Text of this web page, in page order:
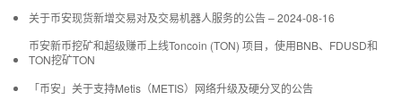
关于币安现货新增交易对及交易机器人服务的公告 – 2024-08-16
币安新币挖矿和超级赚币上线Toncoin (TON) 项目，使用BNB、FDUSD和
TON挖矿TON
「币安」关于支持Metis（METIS）网络升级及硬分叉的公告